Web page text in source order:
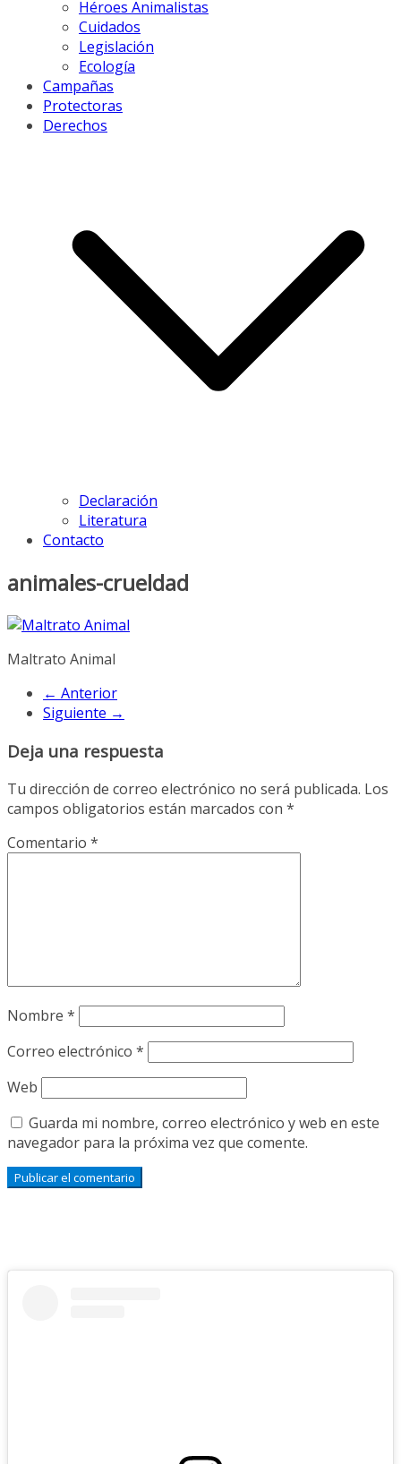
Héroes Animalistas
Cuidados
Legislación
Ecología
Campañas
Protectoras
Derechos
Declaración
Literatura
Contacto
animales-crueldad
Maltrato Animal
← Anterior
Siguiente →
Deja una respuesta
Tu dirección de correo electrónico no será publicada. Los
campos obligatorios están marcados con *
Comentario *
Nombre *
Correo electrónico *
Web
Guarda mi nombre, correo electrónico y web en este
navegador para la próxima vez que comente.